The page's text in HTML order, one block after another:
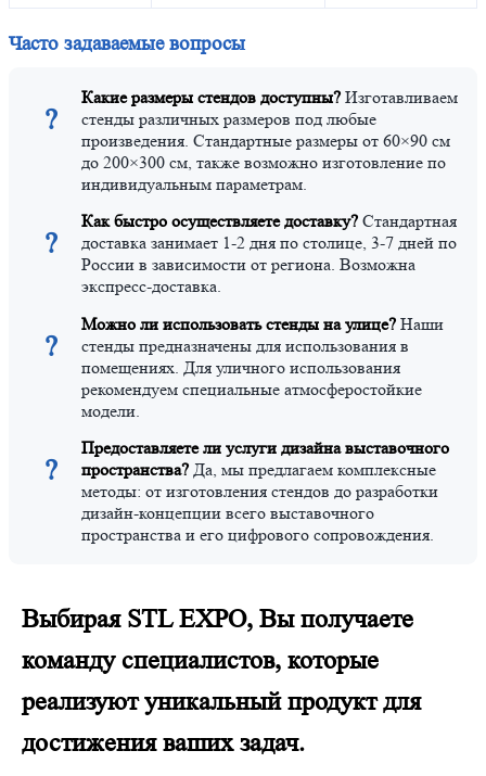
Часто задаваемые вопросы
?
Какие размеры стендов доступны? Изготавливаем
стенды различных размеров под любые
произведения. Стандартные размеры от 60×90 см
до 200×300 см, также возможно изготовление по
индивидуальным параметрам.
?
Как быстро осуществляете доставку? Стандартная
доставка занимает 1-2 дня по столице, 3-7 дней по
России в зависимости от региона. Возможна
экспресс-доставка.
?
Можно ли использовать стенды на улице? Наши
стенды предназначены для использования в
помещениях. Для уличного использования
рекомендуем специальные атмосферостойкие
модели.
?
Предоставляете ли услуги дизайна выставочного
пространства? Да, мы предлагаем комплексные
методы: от изготовления стендов до разработки
дизайн-концепции всего выставочного
пространства и его цифрового сопровождения.
Выбирая STL EXPO, Вы получаете
команду специалистов, которые
реализуют уникальный продукт для
достижения ваших задач.